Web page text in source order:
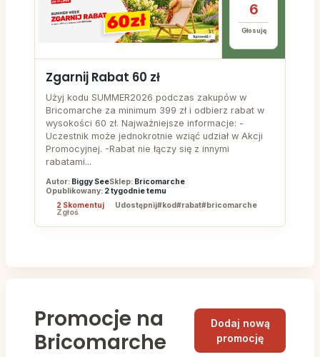
6
Głosuję
Zgarnij Rabat 60 zł
Użyj kodu SUMMER2026 podczas zakupów w
Bricomarche za minimum 399 zł i odbierz rabat w
wysokości 60 zł. Najważniejsze informacje: -
Uczestnik może jednokrotnie wziąć udział w Akcji
Promocyjnej. -Rabat nie łączy się z innymi
rabatami...
Autor: Biggy SeeSklep: Bricomarche
Opublikowany: 2 tygodnie temu
2 Skomentuj Udostępnij#kod#rabat#bricomarche
Zgłoś
Promocje na
Bricomarche
Dodaj nową
promocję